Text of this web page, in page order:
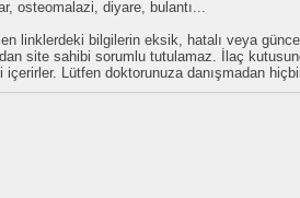
osteomalazi, diyare, bulantı...
linklerdeki bilgilerin eksik, hatalı veya
site sahibi sorumlu tutulamaz. İlaç
Lütfen doktorunuza danışmadan